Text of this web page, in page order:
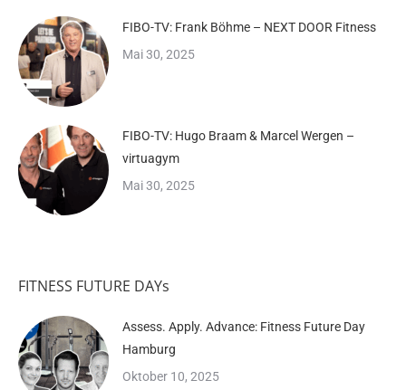
FIBO-TV: Frank Böhme – NEXT DOOR Fitness
Mai 30, 2025
FIBO-TV: Hugo Braam & Marcel Wergen –
virtuagym
Mai 30, 2025
FITNESS FUTURE DAYs
Assess. Apply. Advance: Fitness Future Day
Hamburg
Oktober 10, 2025